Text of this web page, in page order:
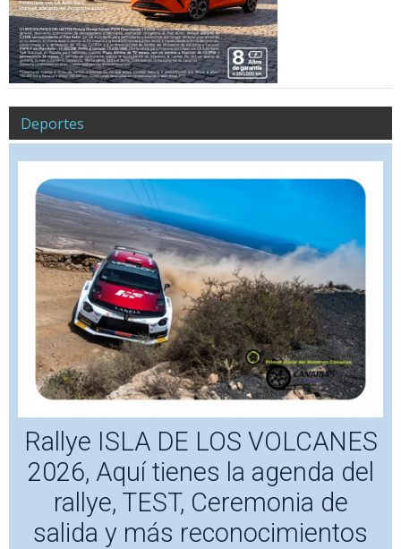
Deportes
Rallye ISLA DE LOS VOLCANES
2026, Aquí tienes la agenda del
rallye, TEST, Ceremonia de
salida y más reconocimientos